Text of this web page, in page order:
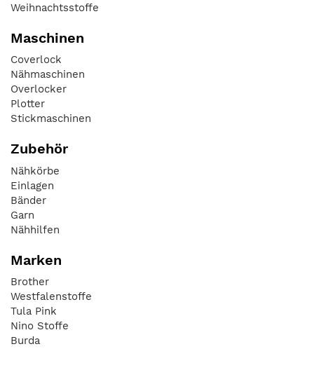
Weihnachtsstoffe
Maschinen
Coverlock
Nähmaschinen
Overlocker
Plotter
Stickmaschinen
Zubehör
Nähkörbe
Einlagen
Bänder
Garn
Nähhilfen
Marken
Brother
Westfalenstoffe
Tula Pink
Nino Stoffe
Burda